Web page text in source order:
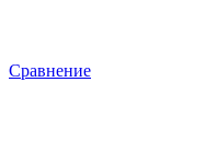
Сравнение